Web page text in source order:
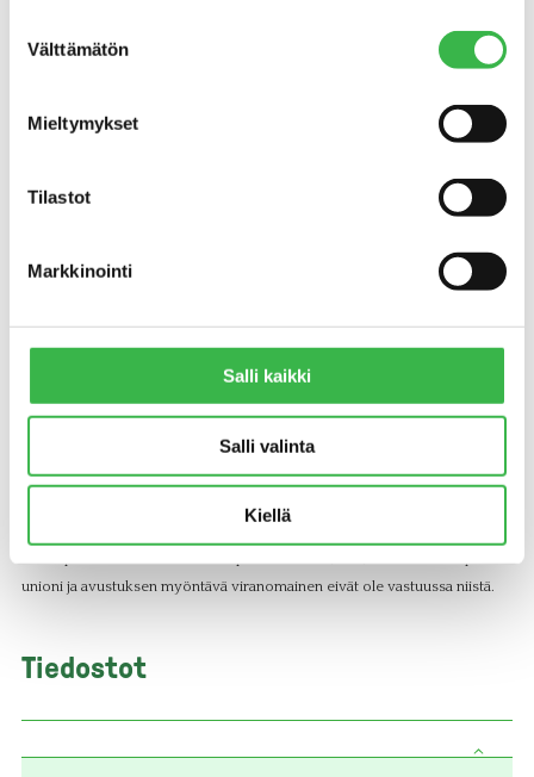
valinta
Välttämätön
Mieltymykset
Tilastot
Markkinointi
Salli kaikki
Salli valinta
Kiellä
–
tuotantojärjestelmä, jossa on
tavanomaista tiukemmat
luomumerkistä.
rahoittamassaMitä se luomu oikeastaan on?-hankkeessa, ja sitä on
päivitetty Euroopan unionin rahoittamassaHyvä merkki
unioni ja avustuksen myöntävä viranomainen eivät ole vastuussa niistä.
Tiedostot